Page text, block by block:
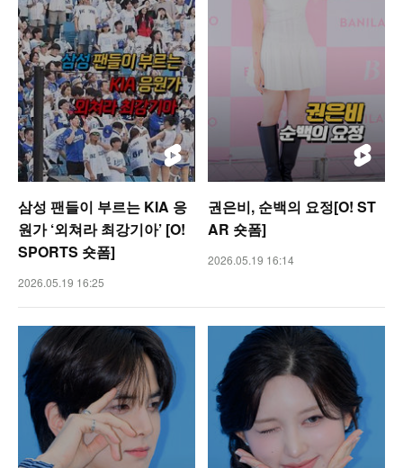
삼성 팬들이 부르는 KIA 응
원가 ‘외쳐라 최강기아’ [O!
SPORTS 숏폼]
2026.05.19 16:25
권은비, 순백의 요정[O! ST
AR 숏폼]
2026.05.19 16:14